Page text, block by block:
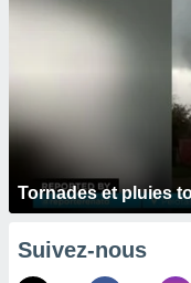
Tornades et pluies
Suivez-nous